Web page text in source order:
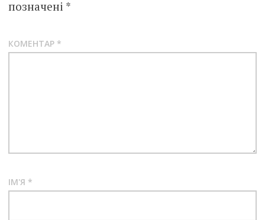
позначені *
КОМЕНТАР *
ІМ'Я *